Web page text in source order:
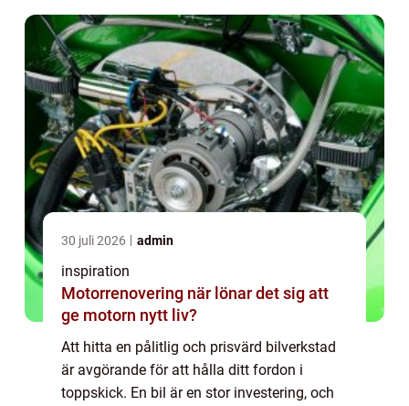
30 juli 2026 admin
inspiration
Motorrenovering när lönar det sig att
ge motorn nytt liv?
Att hitta en pålitlig och prisvärd bilverkstad
är avgörande för att hålla ditt fordon i
toppskick. En bil är en stor investering, och